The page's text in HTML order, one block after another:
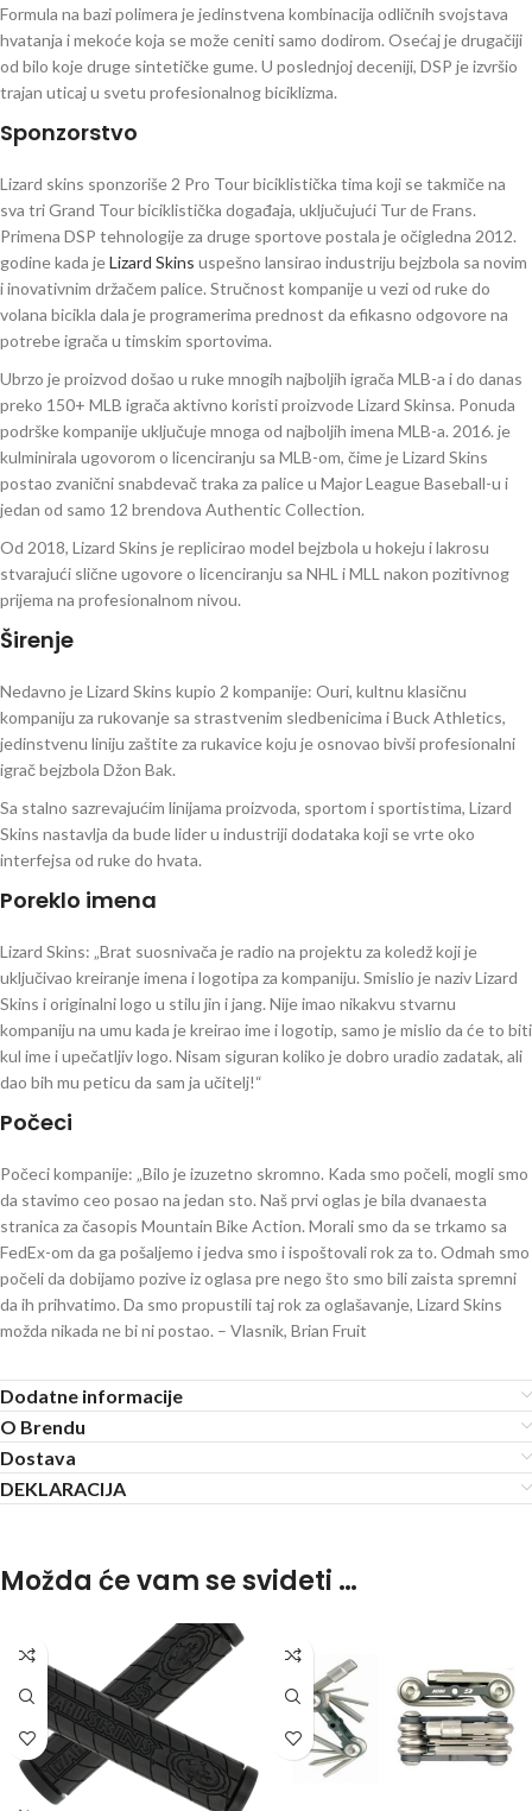
Formula na bazi polimera je jedinstvena kombinacija odličnih svojstava
hvatanja i mekoće koja se može ceniti samo dodirom. Osećaj je drugačiji
od bilo koje druge sintetičke gume. U poslednjoj deceniji, DSP je izvršio
trajan uticaj u svetu profesionalnog biciklizma.
Sponzorstvo
Lizard skins sponzoriše 2 Pro Tour biciklistička tima koji se takmiče na
sva tri Grand Tour biciklistička događaja, uključujući Tur de Frans.
Primena DSP tehnologije za druge sportove postala je očigledna 2012.
godine kada jeLizard Skins uspešno lansirao industriju bejzbola sa novim
i inovativnim držačem palice. Stručnost kompanije u vezi od ruke do
volana bicikla dala je programerima prednost da efikasno odgovore na
potrebe igrača u timskim sportovima.
Ubrzo je proizvod došao u ruke mnogih najboljih igrača MLB-a i do danas
preko 150+ MLB igrača aktivno koristi proizvode Lizard Skinsa. Ponuda
podrške kompanije uključuje mnoga od najboljih imena MLB-a. 2016. je
kulminirala ugovorom o licenciranju sa MLB-om, čime je Lizard Skins
postao zvanični snabdevač traka za palice u Major League Baseball-u i
jedan od samo 12 brendova Authentic Collection.
Od 2018, Lizard Skins je replicirao model bejzbola u hokeju i lakrosu
stvarajući slične ugovore o licenciranju sa NHL i MLL nakon pozitivnog
prijema na profesionalnom nivou.
Širenje
Nedavno je Lizard Skins kupio 2 kompanije: Ouri, kultnu klasičnu
kompaniju za rukovanje sa strastvenim sledbenicima i Buck Athletics,
jedinstvenu liniju zaštite za rukavice koju je osnovao bivši profesionalni
igrač bejzbola Džon Bak.
Sa stalno sazrevajućim linijama proizvoda, sportom i sportistima, Lizard
Skins nastavlja da bude lider u industriji dodataka koji se vrte oko
interfejsa od ruke do hvata.
Poreklo imena
Lizard Skins: „Brat suosnivača je radio na projektu za koledž koji je
uključivao kreiranje imena i logotipa za kompaniju. Smislio je naziv Lizard
Skins i originalni logo u stilu jin i jang. Nije imao nikakvu stvarnu
kompaniju na umu kada je kreirao ime i logotip, samo je mislio da će to biti
kul ime i upečatljiv logo. Nisam siguran koliko je dobro uradio zadatak, ali
dao bih mu peticu da sam ja učitelj!“
Počeci
Počeci kompanije: „Bilo je izuzetno skromno. Kada smo počeli, mogli smo
da stavimo ceo posao na jedan sto. Naš prvi oglas je bila dvanaesta
stranica za časopis Mountain Bike Action. Morali smo da se trkamo sa
FedEx-om da ga pošaljemo i jedva smo i ispoštovali rok za to. Odmah smo
počeli da dobijamo pozive iz oglasa pre nego što smo bili zaista spremni
da ih prihvatimo. Da smo propustili taj rok za oglašavanje, Lizard Skins
možda nikada ne bi ni postao. – Vlasnik, Brian Fruit
Dodatne informacije
O Brendu
Dostava
DEKLARACIJA
Možda će vam se svideti …